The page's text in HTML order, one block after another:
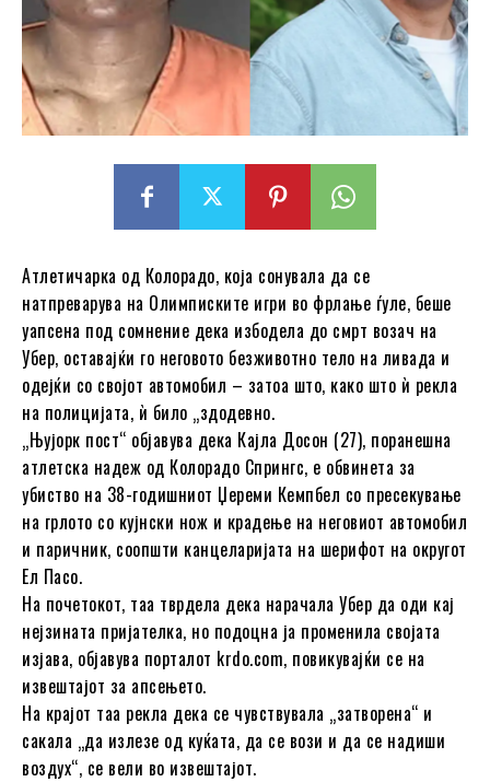
Атлетичарка од Колорадо, која сонувала да се
натпреварува на Олимписките игри во фрлање ѓуле, беше
уапсена под сомнение дека избодела до смрт возач на
Убер, оставајќи го неговото безживотно тело на ливада и
одејќи со својот автомобил – затоа што, како што ѝ рекла
на полицијата, ѝ било „здодевно.
„Њујорк пост“ објавува дека Кајла Досон (27), поранешна
атлетска надеж од Колорадо Спрингс, е обвинета за
убиство на 38-годишниот Џереми Кемпбел со пресекување
на грлото со кујнски нож и крадење на неговиот автомобил
и паричник, соопшти канцеларијата на шерифот на округот
Ел Пасо.
На почетокот, таа тврдела дека нарачала Убер да оди кај
нејзината пријателка, но подоцна ја променила својата
изјава, објавува порталот krdo.com, повикувајќи се на
извештајот за апсењето.
На крајот таа рекла дека се чувствувала „затворена“ и
сакала „да излезе од куќата, да се вози и да се надиши
воздух“, се вели во извештајот.